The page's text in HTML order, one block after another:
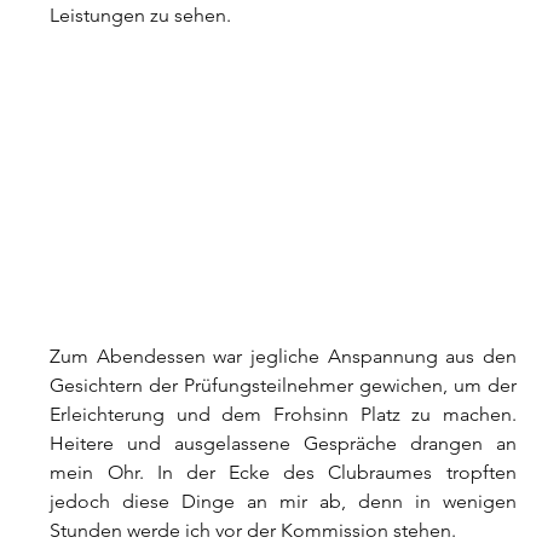
Leistungen zu sehen.
Zum Abendessen war jegliche Anspannung aus den
Gesichtern der Prüfungsteilnehmer gewichen, um der
Erleichterung und dem Frohsinn Platz zu machen.
Heitere und ausgelassene Gespräche drangen an
mein Ohr. In der Ecke des Clubraumes tropften
jedoch diese Dinge an mir ab, denn in wenigen
Stunden werde ich vor der Kommission stehen.